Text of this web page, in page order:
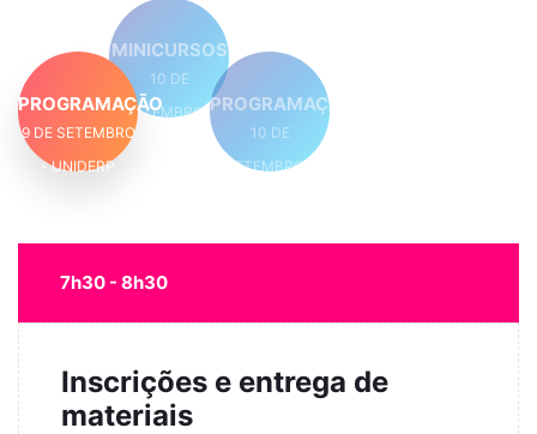
PROGRAMAÇÃO
9 DE SETEMBRO
- UNIDERP
MINICURSOS
10 DE
SETEMBRO -PROGRAMAÇÃO
10 DE
SETEMBRO -
7h30 - 8h30
Inscrições e entrega de
materiais